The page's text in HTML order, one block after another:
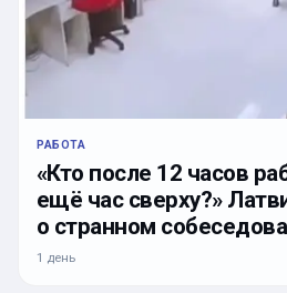
РАБОТА
«Кто после 12 часов
ещё час сверху?»
о странном
1 день